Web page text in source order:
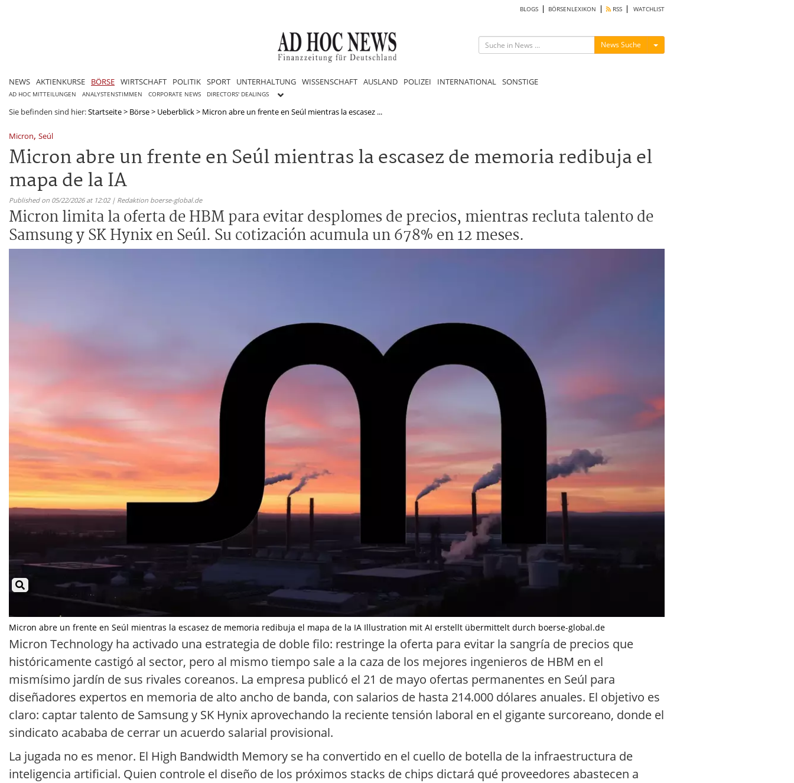
BLOGS BÖRSENLEXIKON RSS WATCHLIST
News Suche Menü ein-/ausblenden
NEWS AKTIENKURSE BÖRSE WIRTSCHAFT POLITIK SPORT UNTERHALTUNG WISSENSCHAFT AUSLAND POLIZEI INTERNATIONAL SONSTIGE
AD HOC MITTEILUNGEN ANALYSTENSTIMMEN CORPORATE NEWS DIRECTORS' DEALINGS
Sie befinden sind hier:Startseite> Börse> Ueberblick> Micron abre un frente en Seúl mientras la escasez ...
Micron, Seúl
Micron abre un frente en Seúl mientras la escasez de memoria redibuja el
mapa de la IA
Published on 05/22/2026 at 12:02 | Redaktion boerse-global.de
Micron limita la oferta de HBM para evitar desplomes de precios, mientras recluta talento de
Samsung y SK Hynix en Seúl. Su cotización acumula un 678% en 12 meses.
Micron abre un frente en Seúl mientras la escasez de memoria redibuja el mapa de la IA Illustration mit AI erstellt übermittelt durch boerse-global.de
Micron Technology ha activado una estrategia de doble filo: restringe la oferta para evitar la sangría de precios que
históricamente castigó al sector, pero al mismo tiempo sale a la caza de los mejores ingenieros de HBM en el
mismísimo jardín de sus rivales coreanos. La empresa publicó el 21 de mayo ofertas permanentes en Seúl para
diseñadores expertos en memoria de alto ancho de banda, con salarios de hasta 214.000 dólares anuales. El objetivo es
claro: captar talento de Samsung y SK Hynix aprovechando la reciente tensión laboral en el gigante surcoreano, donde el
sindicato acababa de cerrar un acuerdo salarial provisional.
La jugada no es menor. El High Bandwidth Memory se ha convertido en el cuello de botella de la infraestructura de
inteligencia artificial. Quien controle el diseño de los próximos stacks de chips dictará qué proveedores abastecen a